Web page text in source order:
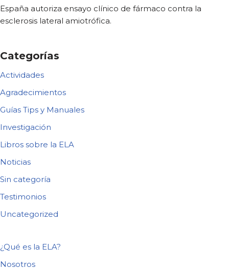
España autoriza ensayo clínico de fármaco contra la
esclerosis lateral amiotrófica.
Categorías
Actividades
Agradecimientos
Guías Tips y Manuales
Investigación
Libros sobre la ELA
Noticias
Sin categoría
Testimonios
Uncategorized
¿Qué es la ELA?
Nosotros